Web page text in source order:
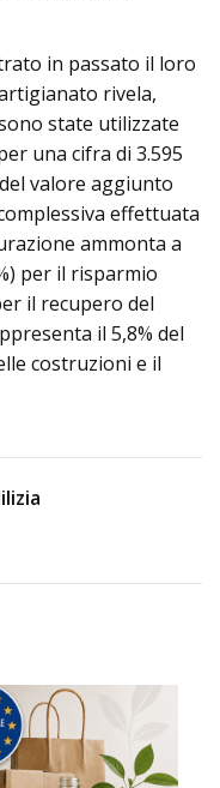
in passato il loro
rivela,
state utilizzate
una cifra di 3.595
valore aggiunto
effettuata
ammonta a
per il risparmio
il recupero del
il 5,8% del
costruzioni e il